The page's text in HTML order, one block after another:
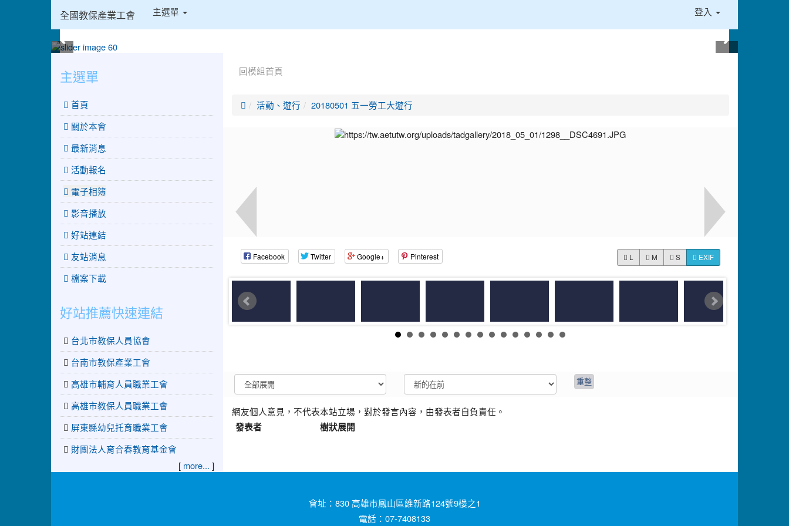
全國教保產業工會 主選單 登入
回模組首頁
 活動、遊行 20180501 五一勞工大遊行
Facebook Twitter Google+ Pinterest L M S EXIF
網友個人意見，不代表本站立場，對於發言內容，由發表者自負責任。
發表者
樹狀展開
主選單
 首頁
關於本會
最新消息
活動報名
電子相簿
影音播放
好站連結
友站消息
檔案下載
好站推薦快速連結
台北市教保人員協會
台南市教保產業工會
高雄市輔育人員職業工會
高雄市教保人員職業工會
屏東縣幼兒托育職業工會
財團法人育合春教育基金會
[ more... ]
會址：830 高雄市鳳山區維新路124號9樓之1
電話：07-7408133